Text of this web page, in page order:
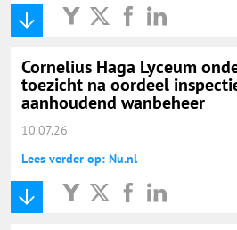
Cornelius Haga Lyceum
toezicht na oordeel
aanhoudend wanbeheer
10.07.26
Lees verder op: Nu.nl